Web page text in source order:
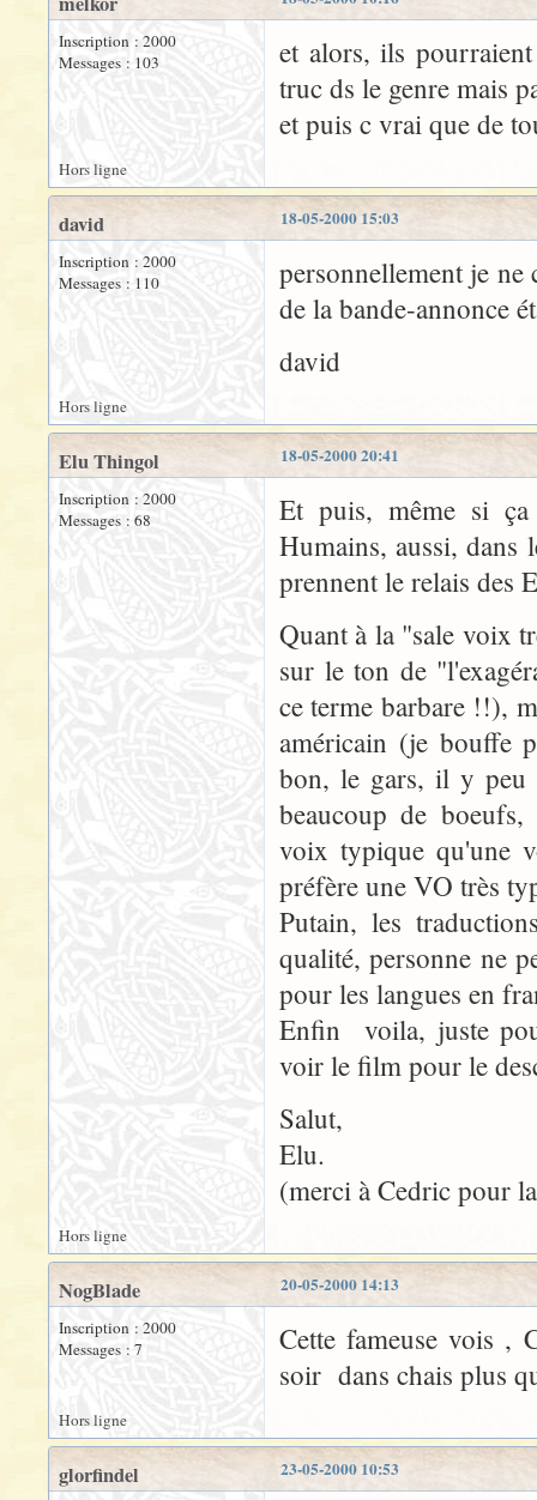
Inscription : 2000
Messages : 103
et alors, ils
truc ds le genre mais
et puis c vrai que de
Hors ligne
18-05-2000 15:03
david
Inscription : 2000
Messages : 110
personnellement je ne
de la bande-annonce
david
Hors ligne
18-05-2000 20:41
Elu Thingol
Inscription : 2000
Messages : 68
Et puis, même si
Humains, aussi, dans
prennent le relais des
Quant à la "sale voix
sur le ton de
ce terme barbare !!),
américain (je bouffe
bon, le gars, il y peu
beaucoup de boeufs,
voix typique qu'une
préfère une VO très
Putain, les
qualité, personne ne
pour les langues en
Enfin voila, juste
voir le film pour le
Salut,
Elu.
(merci à Cedric pour
Hors ligne
20-05-2000 14:13
NogBlade
Inscription : 2000
Messages : 7
Cette fameuse vois ,
soir dans chais plus
Hors ligne
23-05-2000 10:53
glorfindel